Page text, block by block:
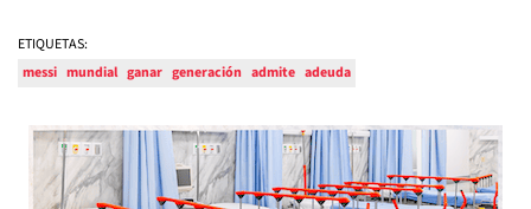
ETIQUETAS:
messi mundial ganar generación admite adeuda